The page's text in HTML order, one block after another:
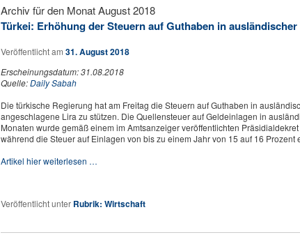
Archiv für den MonatAugust 2018
Türkei: Erhöhung der Steuern auf Guthaben in
Veröffentlicht am 31. August 2018
Erscheinungsdatum: 31.08.2018
Quelle:Daily Sabah
Die türkische Regierung hat am Freitag die Steuern auf Guthaben in
angeschlagene Lira zu stützen. Die Quellensteuer auf Geldeinlagen in
Monaten wurde gemäß einem im Amtsanzeiger veröffentlichten
während die Steuer auf Einlagen von bis zu einem Jahr von 15 auf 16 Prozent
Artikel hier weiterlesen …
Veröffentlicht unter Rubrik: Wirtschaft